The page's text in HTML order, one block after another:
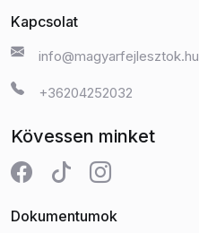
Kapcsolat
info@magyarfejlesztok.hu
+36204252032
Kövessen minket
Dokumentumok